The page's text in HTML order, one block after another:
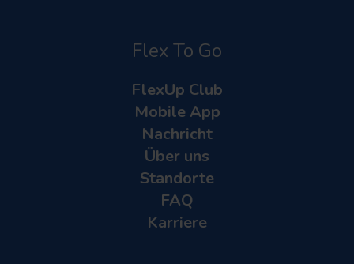
Flex To Go
FlexUp Club
Mobile App
Nachricht
Über uns
Standorte
FAQ
Karriere